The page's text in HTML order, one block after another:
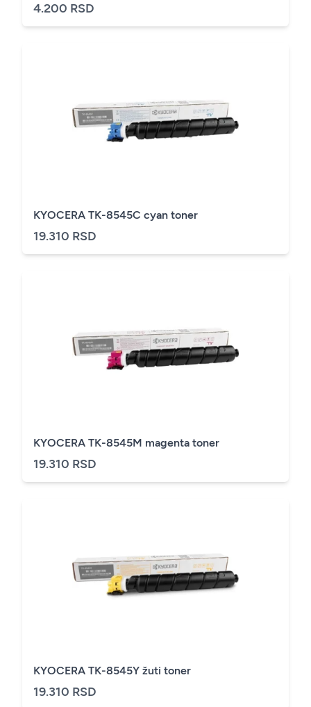
4.200 RSD
KYOCERA TK-8545C cyan toner
19.310 RSD
KYOCERA TK-8545M magenta toner
19.310 RSD
KYOCERA TK-8545Y žuti toner
19.310 RSD